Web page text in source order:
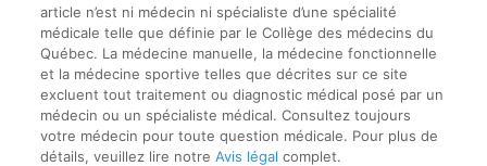
article n’est ni médecin ni spécialiste d’une spécialité
médicale telle que définie par le Collège des médecins du
Québec. La médecine manuelle, la médecine fonctionnelle
et la médecine sportive telles que décrites sur ce site
excluent tout traitement ou diagnostic médical posé par un
médecin ou un spécialiste médical. Consultez toujours
votre médecin pour toute question médicale. Pour plus de
détails, veuillez lire notre Avis légal complet.